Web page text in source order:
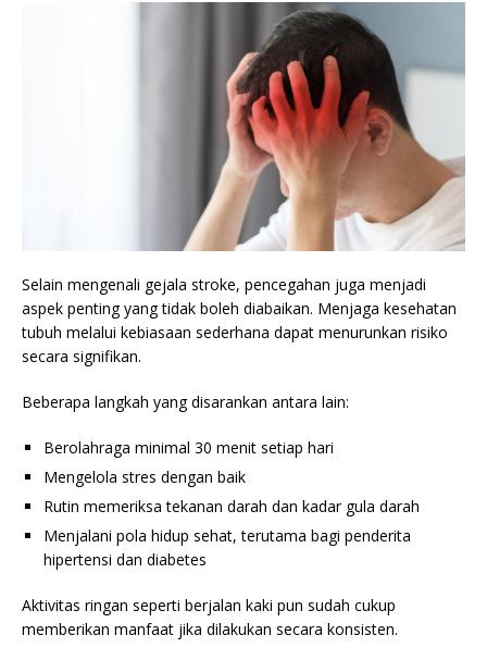
Selain mengenali gejala stroke, pencegahan juga menjadi
aspek penting yang tidak boleh diabaikan. Menjaga kesehatan
tubuh melalui kebiasaan sederhana dapat menurunkan risiko
secara signifikan.
Beberapa langkah yang disarankan antara lain:
Berolahraga minimal 30 menit setiap hari
Mengelola stres dengan baik
Rutin memeriksa tekanan darah dan kadar gula darah
Menjalani pola hidup sehat, terutama bagi penderita
hipertensi dan diabetes
Aktivitas ringan seperti berjalan kaki pun sudah cukup
memberikan manfaat jika dilakukan secara konsisten.